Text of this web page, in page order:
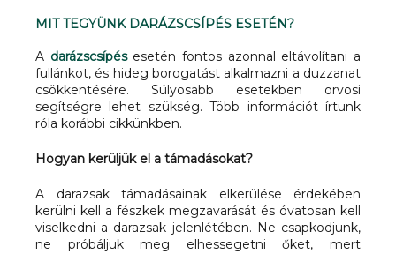
MIT TEGYÜNK DARÁZSCSÍPÉS ESETÉN?
A darázscsípésesetén fontos azonnal eltávolítani a
fullánkot, és hideg borogatást alkalmazni a duzzanat
csökkentésére. Súlyosabb esetekben orvosi
segítségre lehet szükség. Több információt írtunk
róla korábbi cikkünkben.
Hogyan kerüljük el a támadásokat?
A darazsak támadásainak elkerülése érdekében
kerülni kell a fészkek megzavarását és óvatosan kell
viselkedni a darazsak jelenlétében. Ne csapkodjunk,
ne próbáljuk meg elhessegetni őket, mert